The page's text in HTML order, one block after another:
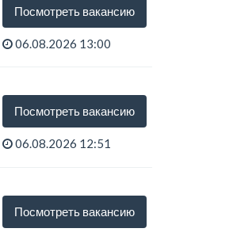
Посмотреть вакансию
06.08.2026 13:00
Посмотреть вакансию
06.08.2026 12:51
Посмотреть вакансию